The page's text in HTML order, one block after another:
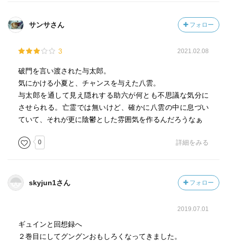
サンサさん フォロー
3 2021.02.08
破門を言い渡された与太郎。
気にかける小夏と、チャンスを与えた八雲。
与太郎を通して見え隠れする助六が何とも不思議な気分に
させられる。亡霊では無いけど、確かに八雲の中に息づい
ていて、それが更に陰鬱とした雰囲気を作るんだろうなぁ
0 詳細をみる
skyjun1さん フォロー
2019.07.01
ギュインと回想録へ
２巻目にしてグングンおもしろくなってきました。